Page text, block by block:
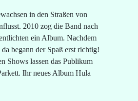
in den Straßen von
2010 zog die Band nach
ein Album. Nachdem
begann der Spaß erst richtig!
Shows lassen das Publikum
Ihr neues Album Hula